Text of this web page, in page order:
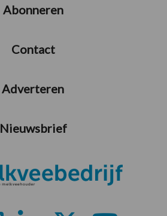
Abonneren
Contact
Adverteren
Nieuwsbrief